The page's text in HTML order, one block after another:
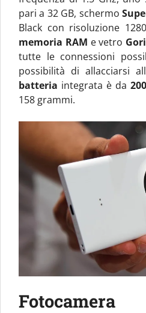
pari a 32 GB, schermo
Black con risoluzione
memoria RAM e vetro
tutte le connessioni
possibilità di allacciarsi
batteria integrata è da
158 grammi.
Fotocamera